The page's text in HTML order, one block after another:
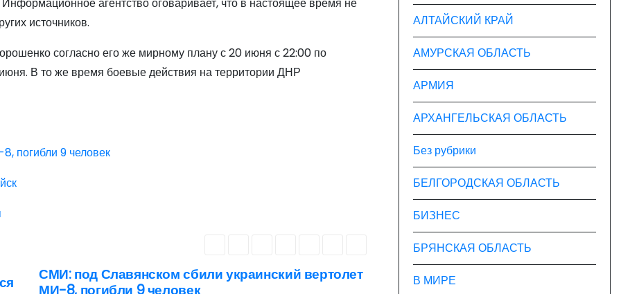
источников.
согласно его же мирному плану с 20 июня с 22:00 по
В то же время боевые действия на территории ДНР
погибли 9 человек
СМИ: под Славянском сбили украинский вертолет
МИ-8, погибли 9 человек
АЛТАЙСКИЙ КРАЙ
АМУРСКАЯ ОБЛАСТЬ
АРМИЯ
АРХАНГЕЛЬСКАЯ ОБЛАСТЬ
Без рубрики
БЕЛГОРОДСКАЯ ОБЛАСТЬ
БИЗНЕС
БРЯНСКАЯ ОБЛАСТЬ
В МИРЕ